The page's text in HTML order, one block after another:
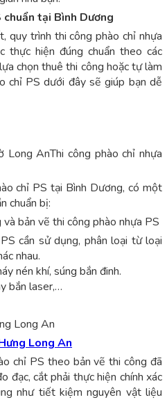
tại Bình Dương
trình thi công phào chỉ nhựa
thực hiện đúng chuẩn theo các
chọn thuê thi công hoặc tự làm
chỉ PS dưới đây sẽ giúp bạn dễ
Long AnThi công phào chỉ nhựa
chỉ PS tại Bình Dương, có một
chuẩn bị:
bản vẽ thi công phào nhựa PS
cần sử dụng, phân loại từ loại
nhau.
nén khí, súng bắn đinh.
bắn laser,…
Long An
Long An
chỉ PS theo bản vẽ thi công đã
đạc, cắt phải thực hiện chính xác
như tiết kiệm nguyên vật liệu